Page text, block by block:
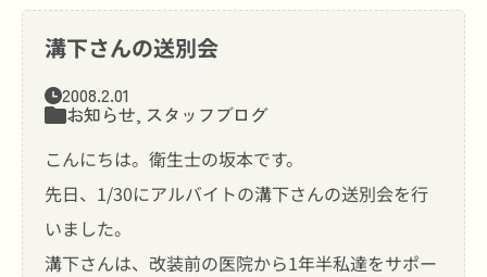
溝下さんの送別会
2008.2.01
お知らせ, スタッフブログ
こんにちは。衛生士の坂本です。
先日、1/30にアルバイトの溝下さんの送別会を行
いました。
溝下さんは、改装前の医院から1年半私達をサポー